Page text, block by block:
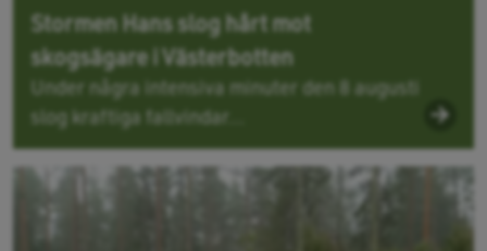
Stormen Hans slog hårt mot
skogsägare i Västerbotten
Under några intensiva minuter den 8 augusti
slog kraftiga fallvindar...